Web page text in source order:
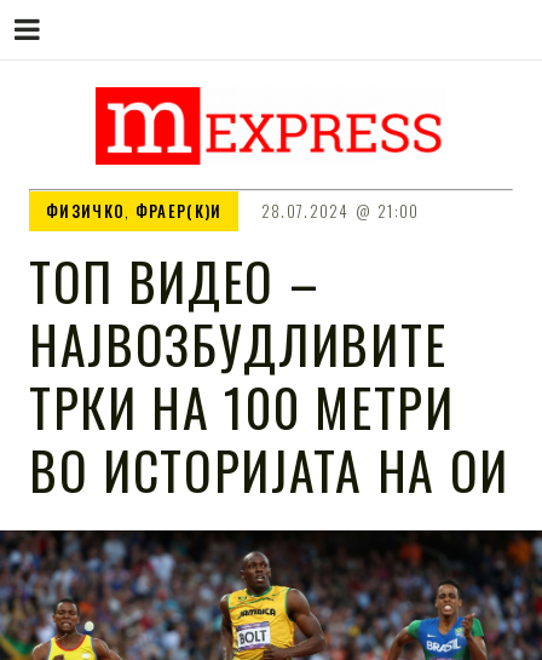
M EXPRESS
Сител
ФИЗИЧКО, ФРАЕР(К)И 28.07.2024 21:00
ТОП ВИДЕО –
НАЈВОЗБУДЛИВИТЕ
ТРКИ НА 100 МЕТРИ
ВО ИСТОРИЈАТА НА ОИ